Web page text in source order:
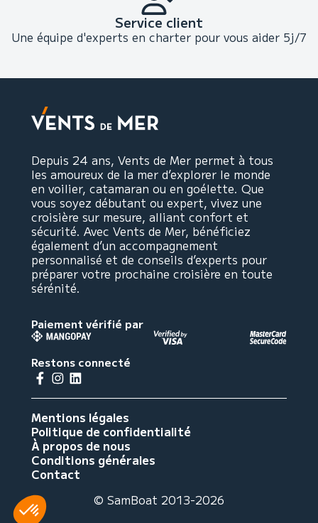
Service client
Une équipe d'experts en charter pour vous aider 5j/7
Depuis 24 ans, Vents de Mer permet à tous
les amoureux de la mer d’explorer le monde
en voilier, catamaran ou en goélette. Que
vous soyez débutant ou expert, vivez une
croisière sur mesure, alliant confort et
sécurité. Avec Vents de Mer, bénéficiez
également d’un accompagnement
personnalisé et de conseils d’experts pour
préparer votre prochaine croisière en toute
sérénité.
Paiement vérifié par
Restons connecté
Mentions légales
Politique de confidentialité
À propos de nous
Conditions générales
Contact
© SamBoat 2013-2026